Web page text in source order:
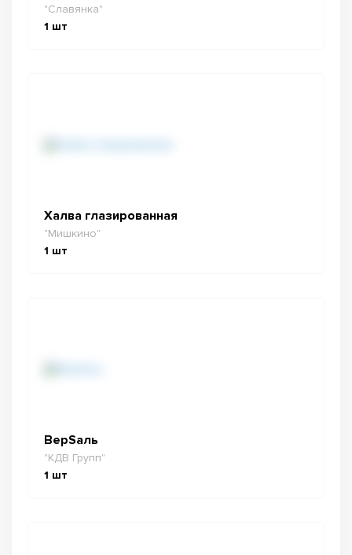
"Славянка"
1 шт
Халва глазированная
"Мишкино"
1 шт
ВерSаль
"КДВ Групп"
1 шт